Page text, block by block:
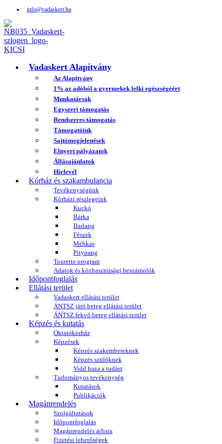
info@vadaskert.hu
Vadaskert Alapítvány
Az Alapítvány
1% az adóból a gyermekek lelki egészségéért
Munkatársak
Egyszeri támogatás
Rendszeres támogatás
Támogatóink
Sajtómegjelenések
Elnyert pályázatok
Állásajánlatok
Hírlevél
Kórház és szakambulancia
Tevékenységünk
Kórházi részlegeink
Kuckó
Bárka
Barlang
Fészek
Méhkas
Pitypang
Tourette program
Adatok és közhasznúsági beszámolók
Időpontfoglalás
Ellátási terület
Vadaskert ellátási terület
ÁNTSZ járó beteg ellátási terület
ÁNTSZ fekvő beteg ellátási terület
Képzés és kutatás
Oktatókórház
Képzések
Képzés szakembereknek
Képzés szülőknek
Vidd haza a tudást
Tudományos tevékenység
Kutatások
Publikációk
Magánrendelés
Szolgáltatások
Időpontfoglalás
Magánrendelés árlista
Fizetési lehetőségek